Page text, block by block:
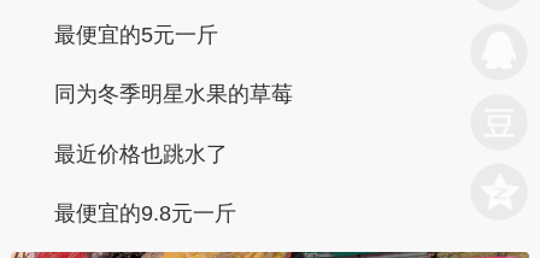
最便宜的5元一斤
同为冬季明星水果的草莓
最近价格也跳水了
最便宜的9.8元一斤